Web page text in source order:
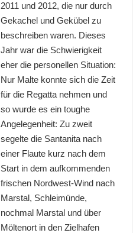
2011 und 2012, die nur durch
Gekachel und Gekübel zu
beschreiben waren. Dieses
Jahr war die Schwierigkeit
eher die personellen Situation:
Nur Malte konnte sich die Zeit
für die Regatta nehmen und
so wurde es ein toughe
Angelegenheit: Zu zweit
segelte die Santanita nach
einer Flaute kurz nach dem
Start in dem aufkommenden
frischen Nordwest-Wind nach
Marstal, Schleimünde,
nochmal Marstal und über
Möltenort in den Zielhafen